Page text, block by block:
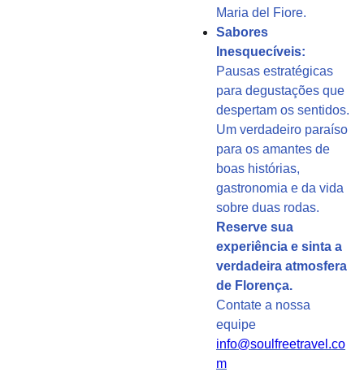
Maria del Fiore.
Sabores
Inesquecíveis:
Pausas estratégicas
para degustações que
despertam os sentidos.
Um verdadeiro paraíso
para os amantes de
boas histórias,
gastronomia e da vida
sobre duas rodas.
Reserve sua
experiência e sinta a
verdadeira atmosfera
de Florença.
Contate a nossa
equipe
info@soulfreetravel.co
m